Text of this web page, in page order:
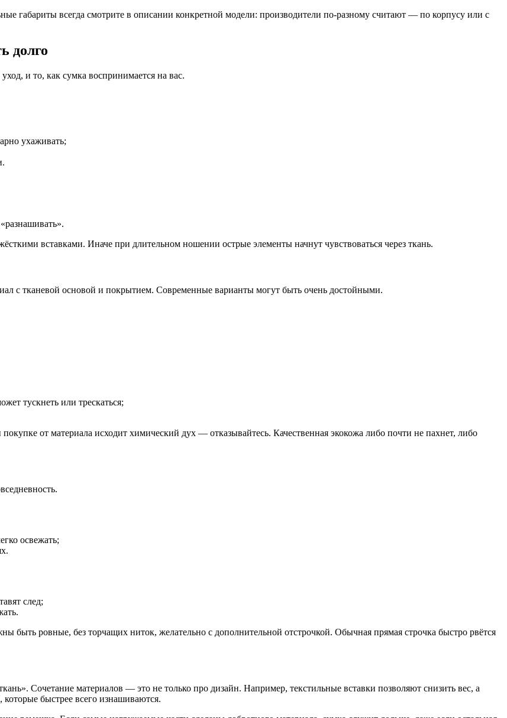
габариты всегда смотрите в описании конкретной модели: производители по-разному считают — по корпусу или с
долго
и то, как сумка воспринимается на вас.
ухаживать;
вставками. Иначе при длительном ношении острые элементы начнут чувствоваться через ткань.
с тканевой основой и покрытием. Современные варианты могут быть очень достойными.
тускнеть или трескаться;
от материала исходит химический дух — отказывайтесь. Качественная экокожа либо почти не пахнет, либо
освежать;
след;
быть ровные, без торчащих ниток, желательно с дополнительной отстрочкой. Обычная прямая строчка быстро рвётся
Сочетание материалов — это не только про дизайн. Например, текстильные вставки позволяют снизить вес, а
быстрее всего изнашиваются.